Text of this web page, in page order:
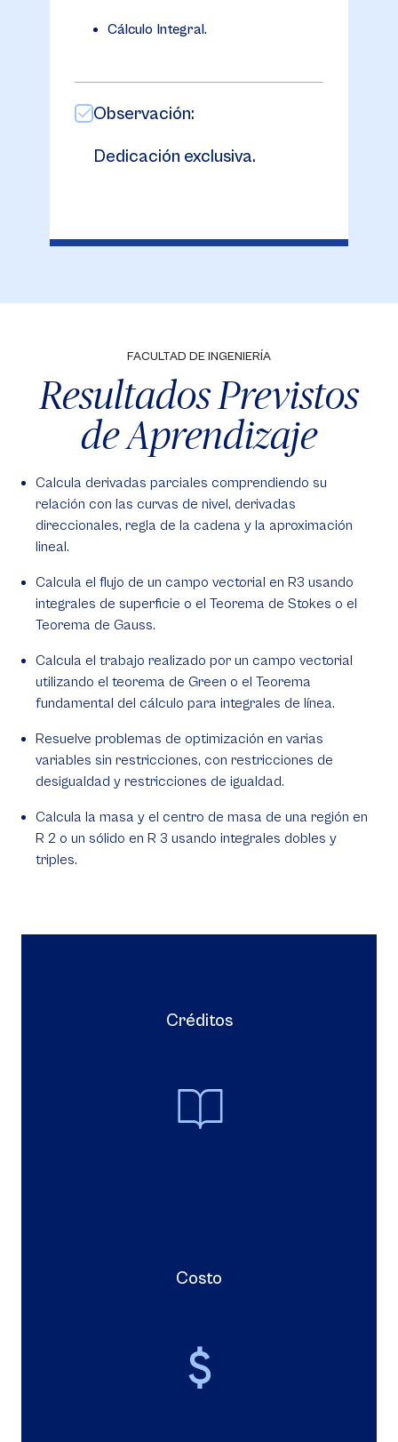
Cálculo Integral.
Observación:
Dedicación exclusiva.
FACULTAD DE INGENIERÍA
Resultados Previstos
de Aprendizaje
Calcula derivadas parciales comprendiendo su
relación con las curvas de nivel, derivadas
direccionales, regla de la cadena y la aproximación
lineal.
Calcula el flujo de un campo vectorial en R3 usando
integrales de superficie o el Teorema de Stokes o el
Teorema de Gauss.
Calcula el trabajo realizado por un campo vectorial
utilizando el teorema de Green o el Teorema
fundamental del cálculo para integrales de línea.
Resuelve problemas de optimización en varias
variables sin restricciones, con restricciones de
desigualdad y restricciones de igualdad.
Calcula la masa y el centro de masa de una región en
R 2 o un sólido en R 3 usando integrales dobles y
triples.
Créditos
Costo